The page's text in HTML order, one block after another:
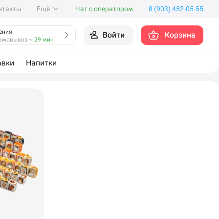
Ещё Чат с оператором 8 (903) 452-05-55
~ 29 мин Войти Корзина
Напитки